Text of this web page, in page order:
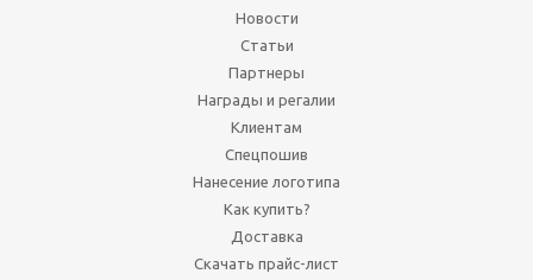
Новости
Статьи
Партнеры
Награды и регалии
Клиентам
Спецпошив
Нанесение логотипа
Как купить?
Доставка
Скачать прайс-лист